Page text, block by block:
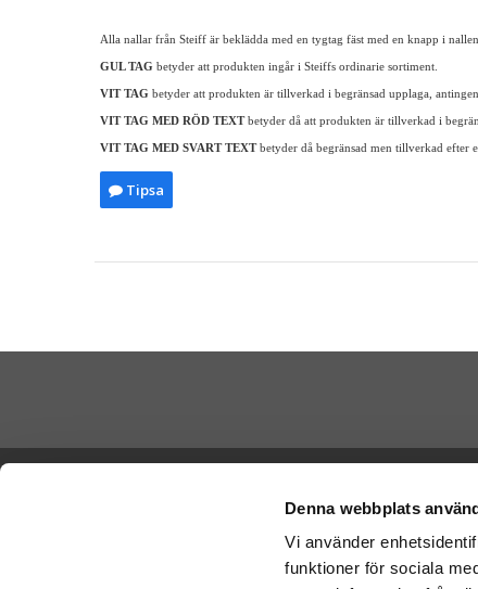
Denna webbplats
Vi använder
funktioner för sociala
Alla nallar från Steiff är beklädda med en tygtag fäst med en knapp i
GUL TAG betyder att produkten ingår i Steiffs ordinarie sortiment.
VIT TAG betyder att produkten är tillverkad i begränsad upplaga,
VIT TAG MED RÖD TEXTbetyder då att produkten är tillverkad i
VIT TAG MED SVART TEXTbetyder då begränsad men tillverkad efter
Tipsa
-
-
Betala